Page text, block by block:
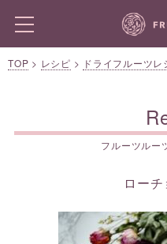
TOP > レシピ > ドライフルーツレ
フルーツルー
ロー